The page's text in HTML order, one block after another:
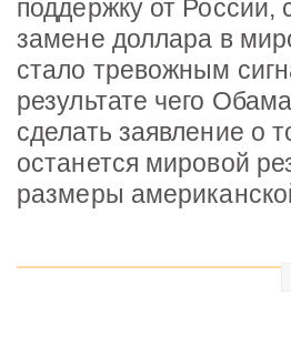
поддержку от России,
замене доллара в
стало тревожным
результате чего
сделать заявление о
останется мировой
размеры